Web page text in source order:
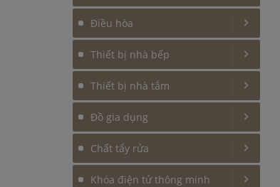
Điều hòa
Thiết bị nhà bếp
Thiết bị nhà tắm
Đồ gia dụng
Chất tẩy rửa
Khóa điện tử thông minh